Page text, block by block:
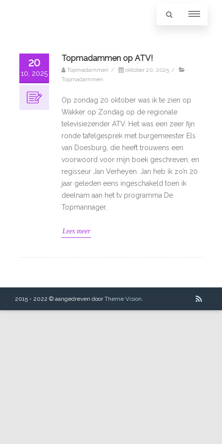
20
10, 2025
Topmadammen op ATV!
Topmadammen / oktober 20, 2025 /
Topmadammen
Op zondag 20 oktober was ik te zien op
Wakker op Zondag op de regionale
televisiezender ATV. Het was een zeer fijn
ronde tafelgesprek met burgemeester Els
van Doesburg, die heeft trouwens een
voorwoord voor mijn boek geschreven, en
regisseur Jan Verheyen. Jan heb ik zo’n 20
jaar geleden eens ingeschakeld toen ik
deelnam aan het tv programma De
Topmannager,
Lees meer
2015 - 2022 © aangedreven doorTheme Vision.